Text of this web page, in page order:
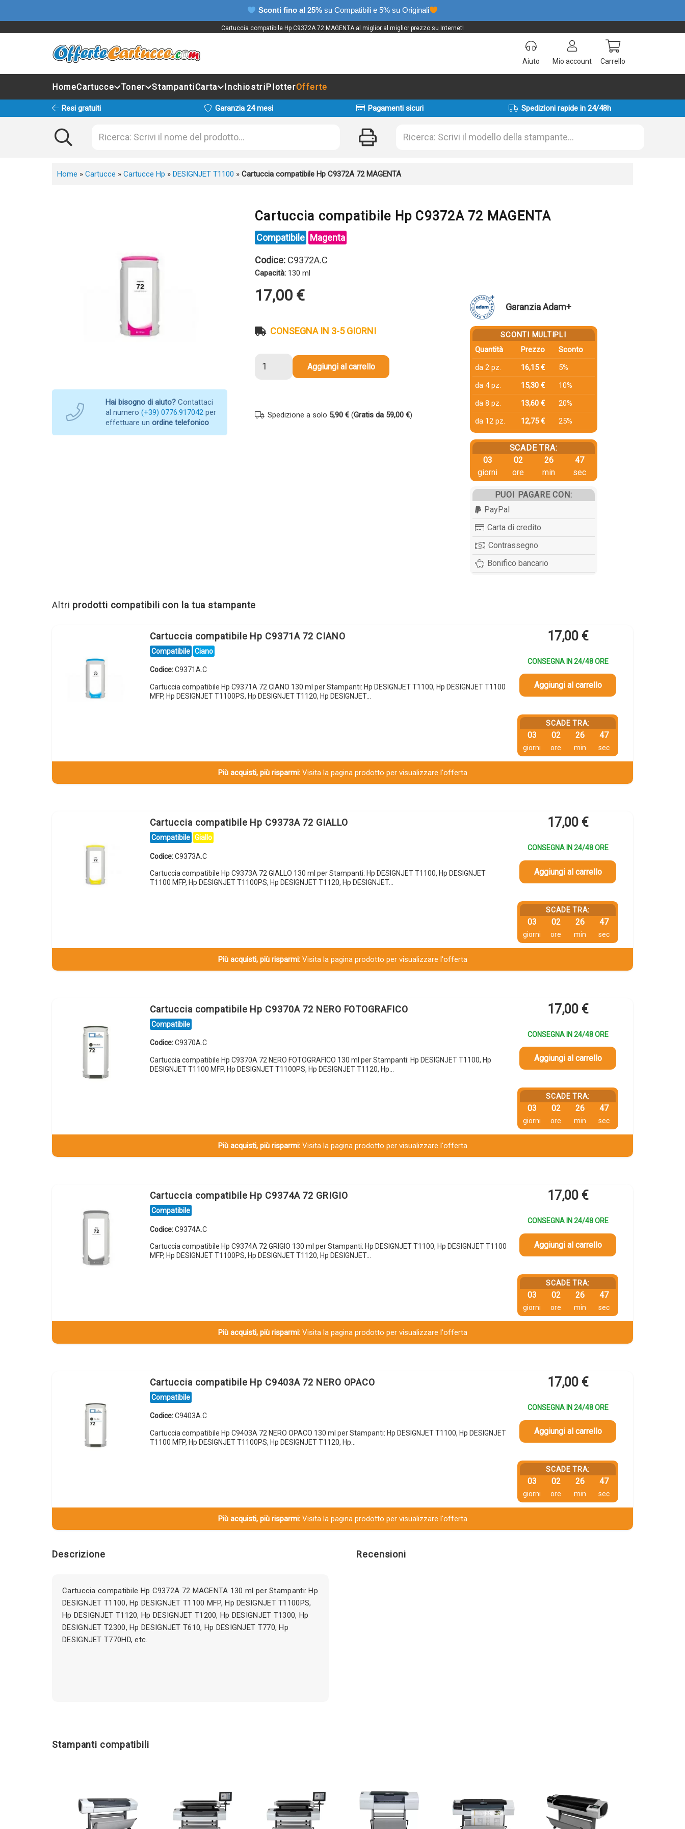
Sconti fino al 25% su Compatibili e 5% su Originali
Cartuccia compatibile Hp C9372A 72 MAGENTA al miglior al miglior prezzo su Internet!
Aiuto Mio account Carrello
HomeCartucce Toner StampantiCarta InchiostriPlotterOfferte
Resi gratuiti Garanzia 24 mesi Pagamenti sicuri Spedizioni rapide in 24/48h
Home » Cartucce » Cartucce Hp » DESIGNJET T1100 » Cartuccia compatibile Hp C9372A 72 MAGENTA
Hai bisogno di aiuto? Contattaci
al numero (+39) 0776.917042 per
effettuare un ordine telefonico
Cartuccia compatibile Hp C9372A 72 MAGENTA
Compatibile Magenta
Codice: C9372A.C
Capacità: 130 ml
17,00 €
CONSEGNA IN 3-5 GIORNI
Cartuccia
compatibile
MAGENTA
Aggiungi al carrello
Spedizione a solo 5,90 € (Gratis da 59,00 €)
Garanzia Adam+
SCONTI MULTIPLI
Quantità
Prezzo
Sconto
da 2 pz.
16,15 €
5%
da 4 pz.
15,30 €
10%
da 8 pz.
13,60 €
20%
da 12 pz.
12,75 € 25%
SCADE TRA:
03
giorni
02
ore
26
min
46
sec
PUOI PAGARE CON:
PayPal
Carta di credito
Contrassegno
Bonifico bancario
Altri prodotti compatibili con la tua stampante
Cartuccia compatibile Hp C9371A 72 CIANO
Compatibile Ciano
Codice:C9371A.C
Cartuccia compatibile Hp C9371A 72 CIANO 130 ml per Stampanti: Hp DESIGNJET T1100, Hp DESIGNJET T1100
MFP, Hp DESIGNJET T1100PS, Hp DESIGNJET T1120, Hp DESIGNJET…
17,00 €
CONSEGNA IN 24/48 ORE
Aggiungi al carrello
SCADE TRA:
03
giorni
02
ore
26
min
46
sec
Più acquisti, più risparmi:Visita la pagina prodotto per visualizzare l'offerta
Cartuccia compatibile Hp C9373A 72 GIALLO
Compatibile Giallo
Codice:C9373A.C
Cartuccia compatibile Hp C9373A 72 GIALLO 130 ml per Stampanti: Hp DESIGNJET T1100, Hp DESIGNJET
T1100 MFP, Hp DESIGNJET T1100PS, Hp DESIGNJET T1120, Hp DESIGNJET…
17,00 €
CONSEGNA IN 24/48 ORE
Aggiungi al carrello
SCADE TRA:
03
giorni
02
ore
26
min
46
sec
Più acquisti, più risparmi:Visita la pagina prodotto per visualizzare l'offerta
Cartuccia compatibile Hp C9370A 72 NERO FOTOGRAFICO
Compatibile
Codice:C9370A.C
Cartuccia compatibile Hp C9370A 72 NERO FOTOGRAFICO 130 ml per Stampanti: Hp DESIGNJET T1100, Hp
DESIGNJET T1100 MFP, Hp DESIGNJET T1100PS, Hp DESIGNJET T1120, Hp…
17,00 €
CONSEGNA IN 24/48 ORE
Aggiungi al carrello
SCADE TRA:
03
giorni
02
ore
26
min
46
sec
Più acquisti, più risparmi:Visita la pagina prodotto per visualizzare l'offerta
Cartuccia compatibile Hp C9374A 72 GRIGIO
Compatibile
Codice:C9374A.C
Cartuccia compatibile Hp C9374A 72 GRIGIO 130 ml per Stampanti: Hp DESIGNJET T1100, Hp DESIGNJET T1100
MFP, Hp DESIGNJET T1100PS, Hp DESIGNJET T1120, Hp DESIGNJET…
17,00 €
CONSEGNA IN 24/48 ORE
Aggiungi al carrello
SCADE TRA:
03
giorni
02
ore
26
min
46
sec
Più acquisti, più risparmi:Visita la pagina prodotto per visualizzare l'offerta
Cartuccia compatibile Hp C9403A 72 NERO OPACO
Compatibile
Codice:C9403A.C
Cartuccia compatibile Hp C9403A 72 NERO OPACO 130 ml per Stampanti: Hp DESIGNJET T1100, Hp DESIGNJET
T1100 MFP, Hp DESIGNJET T1100PS, Hp DESIGNJET T1120, Hp…
17,00 €
CONSEGNA IN 24/48 ORE
Aggiungi al carrello
SCADE TRA:
03
giorni
02
ore
26
min
46
sec
Più acquisti, più risparmi:Visita la pagina prodotto per visualizzare l'offerta
Descrizione
Cartuccia compatibile Hp C9372A 72 MAGENTA 130 ml per Stampanti: Hp
DESIGNJET T1100, Hp DESIGNJET T1100 MFP, Hp DESIGNJET T1100PS,
Hp DESIGNJET T1120, Hp DESIGNJET T1200, Hp DESIGNJET T1300, Hp
DESIGNJET T2300, Hp DESIGNJET T610, Hp DESIGNJET T770, Hp
DESIGNJET T770HD, etc.
Recensioni
Stampanti compatibili